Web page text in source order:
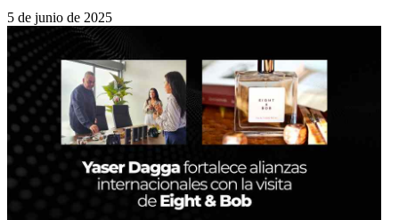
5 de junio de 2025